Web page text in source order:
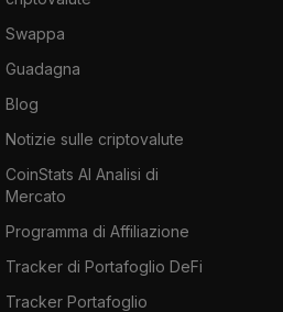
Swappa
Guadagna
Blog
Notizie sulle criptovalute
CoinStats AI Analisi di
Mercato
Programma di Affiliazione
Tracker di Portafoglio DeFi
Tracker Portafoglio